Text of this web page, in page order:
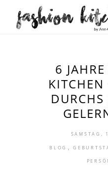
6
SAMSTAG,
BLOG ,